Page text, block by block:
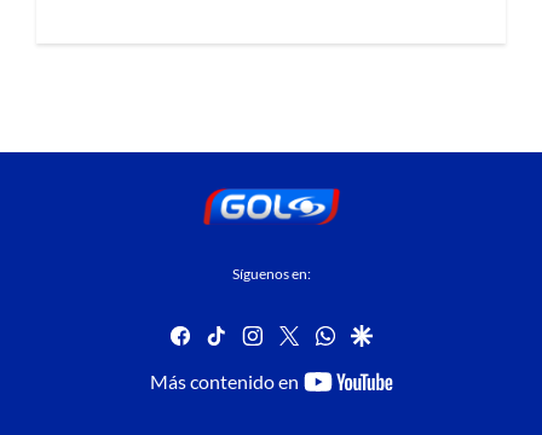
Síguenos en:
facebook
tiktok instagram
twitterwhatsapp
google
Más contenido en
youtube-